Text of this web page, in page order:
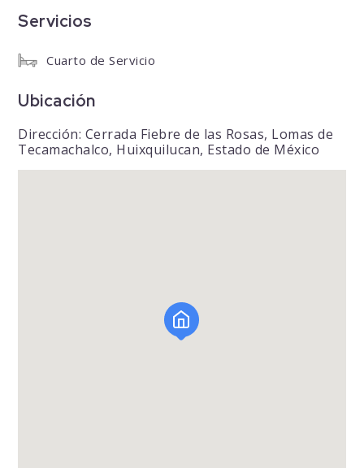
Servicios
Cuarto de Servicio
Ubicación
Dirección: Cerrada Fiebre de las Rosas, Lomas de
Tecamachalco, Huixquilucan, Estado de México